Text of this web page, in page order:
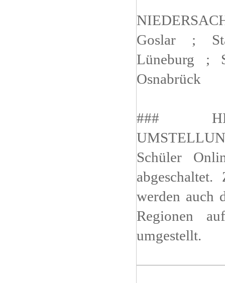
Goslar ;
Lüneburg ;
Osnabrück
###
Schüler
werden auch
Regionen
umgestellt.